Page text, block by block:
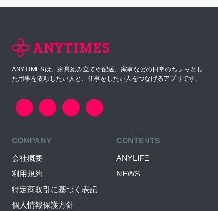
ANYTIMESは、家具組み立てや配送、家事などの日常のちょっとし
た用事を依頼したい人と、仕事をしたい人をつなげるアプリです。
COMPANY
会社概要
利用規約
特定商取引に基づく表記
個人情報保護方針
CONTENTS
ANYLIFE
NEWS